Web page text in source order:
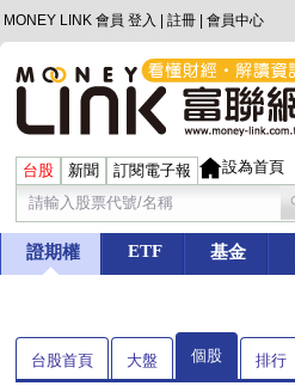
MONEY LINK 會員 登入 註冊 會員中心
台股 新聞 訂閱電子報 設為首頁
證期權 ETF 基金
台股首頁 大盤 個股 排行